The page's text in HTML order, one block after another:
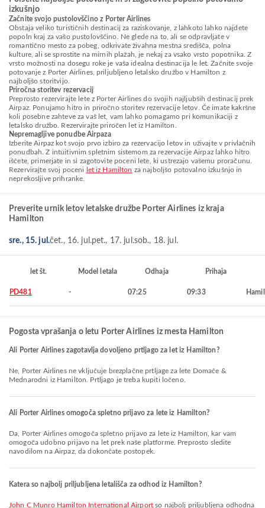
izkušnjo
Začnite svojo pustolovščino z Porter Airlines
Obstaja veliko turističnih destinacij za raziskovanje, z lahkoto lahko najdete
popoln kraj za vašo pustolovščino. Ne glede na to, ali se odpravljate v
romantično mesto za pobeg, odkrivate živahna mestna središča, polna
kulture, ali se sprostite na mirnih plažah, je nekaj za vsako vrsto popotnika. Z
vrsto možnosti na dosegu roke je vaša idealna destinacija le let. Začnite svoje
potovanje z Porter Airlines, priljubljeno letalsko družbo v Hamilton z
najboljšo storitvijo.
Priročna storitev rezervacij
Preprosto rezervirajte lete z Porter Airlines do svojih najljubših destinacij prek
Airpaz. Ponujamo hitro in priročno storitev rezervacije letov. Če imate kakršne
koli posebne zahteve za vaš let, vam lahko pomagamo pri komunikaciji z
letalsko družbo. Rezervirajte priročen let iz Hamilton.
Nepremagljive ponudbe Airpaza
Izberite Airpaz kot svojo prvo izbiro za rezervacijo letov in uživajte v privlačnih
ponudbah. Z intuitivnim spletnim sistemom za rezervacije Airpaz lahko hitro
iščete, primerjate in si zagotovite poceni lete, ki ustrezajo vašemu proračunu.
Rezervirajte svoj poceni
let iz Hamilton za najboljšo potovalno izkušnjo in
neprekosljive prihranke.
Preverite urnik letov letalske družbe Porter Airlines iz kraja
Hamilton
sre., 15. jul.čet., 16. jul.pet., 17. jul.sob., 18. jul.
let št. Model letala Odhaja Prihaja
PD481 - 07:25 09:33
Pogosta vprašanja o letu Porter Airlines iz mesta Hamilton
Ali Porter Airlines zagotavlja dovoljeno prtljago za let iz Hamilton?
Ne, Porter Airlines ne vključuje brezplačne prtljage za lete Domače &
Mednarodni iz Hamilton. Prtljago je treba kupiti ločeno.
Ali Porter Airlines omogoča spletno prijavo za lete iz Hamilton?
Da, Porter Airlines omogoča spletno prijavo za lete iz Hamilton, kar vam
omogoča udobno prijavo na let prek naše platforme. Preprosto sledite
navodilom na Airpaz, da dokončate postopek.
Katera so najbolj priljubljena letališča za odhod iz Hamilton?
John C Munro Hamilton International Airport so najbolj priljubljena odhodna